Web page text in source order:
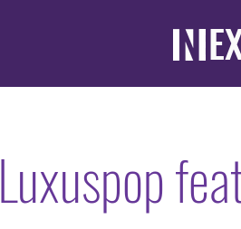
Luxuspop